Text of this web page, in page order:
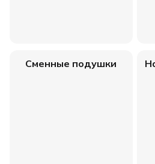
Сменные подушки